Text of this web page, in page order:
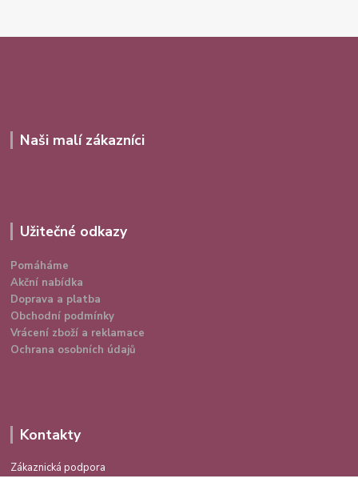
Naši malí zákazníci
Užitečné odkazy
Pomáháme
Akční nabídka
Doprava a platba
Obchodní podmínky
Vrácení zboží a reklamace
Ochrana osobních údajů
Kontakty
Zákaznická podpora